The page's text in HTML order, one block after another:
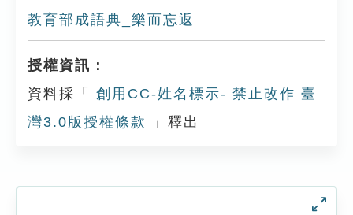
教育部成語典_樂而忘返
授權資訊：
資料採「
創用CC-姓名標示- 禁止改作 臺
灣3.0版授權條款
」釋出